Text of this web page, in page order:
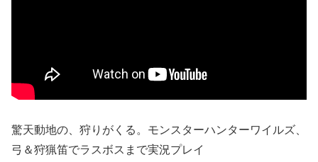
驚天動地の、狩りがくる。モンスターハンターワイルズ、
弓＆狩猟笛でラスボスまで実況プレイ